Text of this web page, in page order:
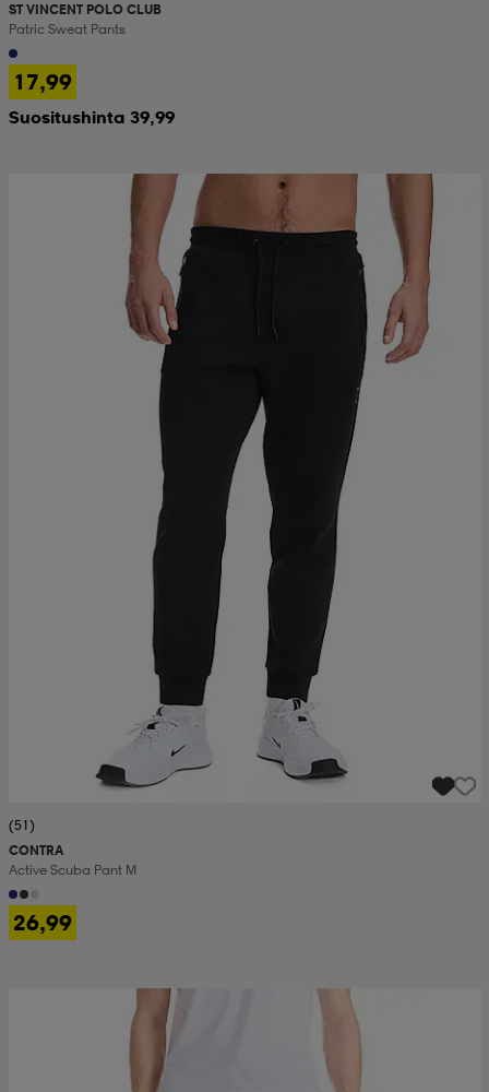
ST VINCENT POLO CLUB
Patric Sweat Pants
17,99
Suositushinta 39,99
(51)
CONTRA
Active Scuba Pant M
26,99